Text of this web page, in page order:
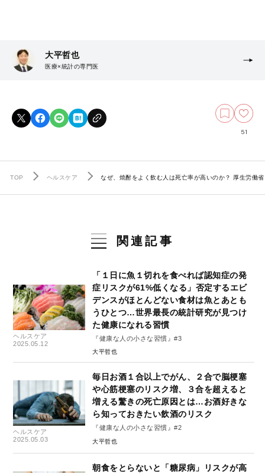
大平哲也
医療×統計の専門医
51
TOP ヘルスケア なぜ、焼酎をよく飲む人は死亡率が高いのか？ 厚生労働
関連記事
ヘルスケア
2025.05.12
「１日に魚１切れを食べれば認知症の発
症リスクが61%低くなる」否定するエビ
デンスがほとんどない食材は魚とあとも
うひとつ…世界最長の統計研究が見つけ
た健康になれる習慣
『健康な人の小さな習慣』#3
大平哲也
ヘルスケア
2025.05.03
毎日お酒１合以上でがん、２合で脳梗塞
や心筋梗塞のリスク増、３合を超えると
増える驚きの死亡原因とは…お酒好きな
ら知っておきたい飲酒のリスク
『健康な人の小さな習慣』#2
大平哲也
朝食をとらないと「糖尿病」リスクが高